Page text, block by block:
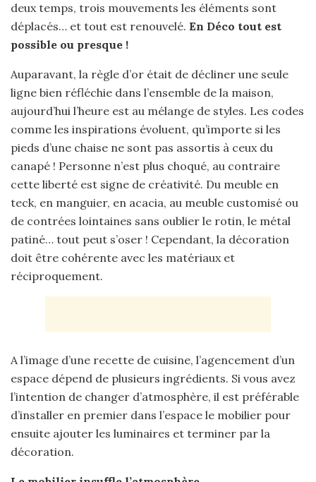
deux temps, trois mouvements les éléments sont
déplacés… et tout est renouvelé. En Déco tout est
possible ou presque !
Auparavant, la règle d’or était de décliner une seule
ligne bien réfléchie dans l’ensemble de la maison,
aujourd’hui l’heure est au mélange de styles. Les codes
comme les inspirations évoluent, qu’importe si les
pieds d’une chaise ne sont pas assortis à ceux du
canapé ! Personne n’est plus choqué, au contraire
cette liberté est signe de créativité. Du meuble en
teck, en manguier, en acacia, au meuble customisé ou
de contrées lointaines sans oublier le rotin, le métal
patiné… tout peut s’oser ! Cependant, la décoration
doit être cohérente avec les matériaux et
réciproquement.
A l’image d’une recette de cuisine, l’agencement d’un
espace dépend de plusieurs ingrédients. Si vous avez
l’intention de changer d’atmosphère, il est préférable
d’installer en premier dans l’espace le mobilier pour
ensuite ajouter les luminaires et terminer par la
décoration.